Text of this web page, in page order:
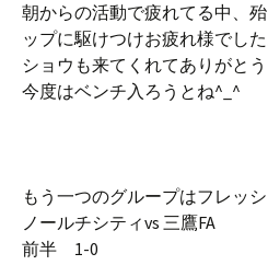
朝からの活動で疲れてる中、
ップに駆けつけお疲れ様でした
ショウも来てくれてありがとう
今度はベンチ入ろうとね^_^
もう一つのグループはフレッ
ノールチシティvs 三鷹FA
前半 1-0